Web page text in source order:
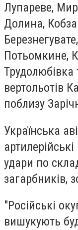
Лупареве,
Долина,
Потьомкине,
вертольотів
поблизу
Українська
удари по
загарбників,
"Російські
вишукують